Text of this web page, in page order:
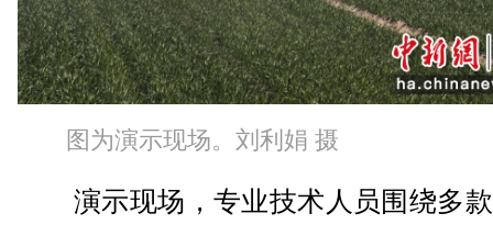
图为演示现场。刘利娟 摄
演示现场，专业技术人员围绕多